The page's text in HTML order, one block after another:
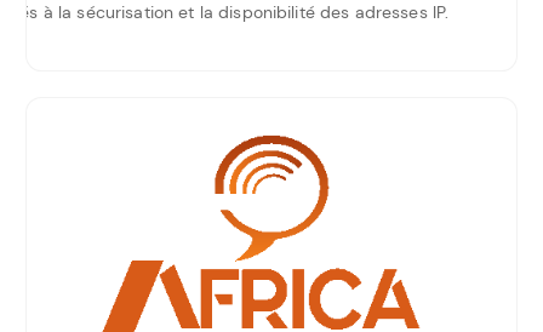
liés à la sécurisation et la disponibilité des adresses IP.